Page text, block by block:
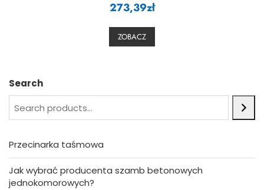
a
t
u
273,39zł
ZOBACZ
Search
Przecinarka taśmowa
Jak wybrać producenta szamb betonowych
jednokomorowych?